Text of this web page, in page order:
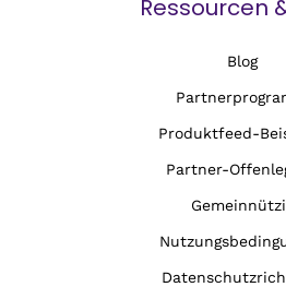
Ressourcen
Blog
Produktfeed-
Partner-